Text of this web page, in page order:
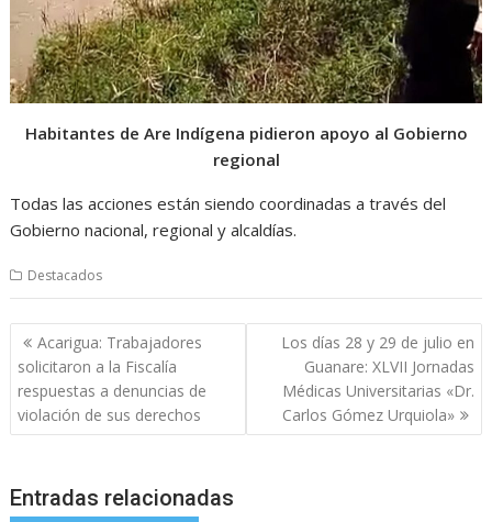
Habitantes de Are Indígena pidieron apoyo al Gobierno
regional
Todas las acciones están siendo coordinadas a través del
Gobierno nacional, regional y alcaldías.
Destacados
Navegación
de
entradas
Acarigua: Trabajadores
solicitaron a la Fiscalía
respuestas a denuncias de
violación de sus derechos
Los días 28 y 29 de julio en
Guanare: XLVII Jornadas
Médicas Universitarias «Dr.
Carlos Gómez Urquiola»
Entradas relacionadas